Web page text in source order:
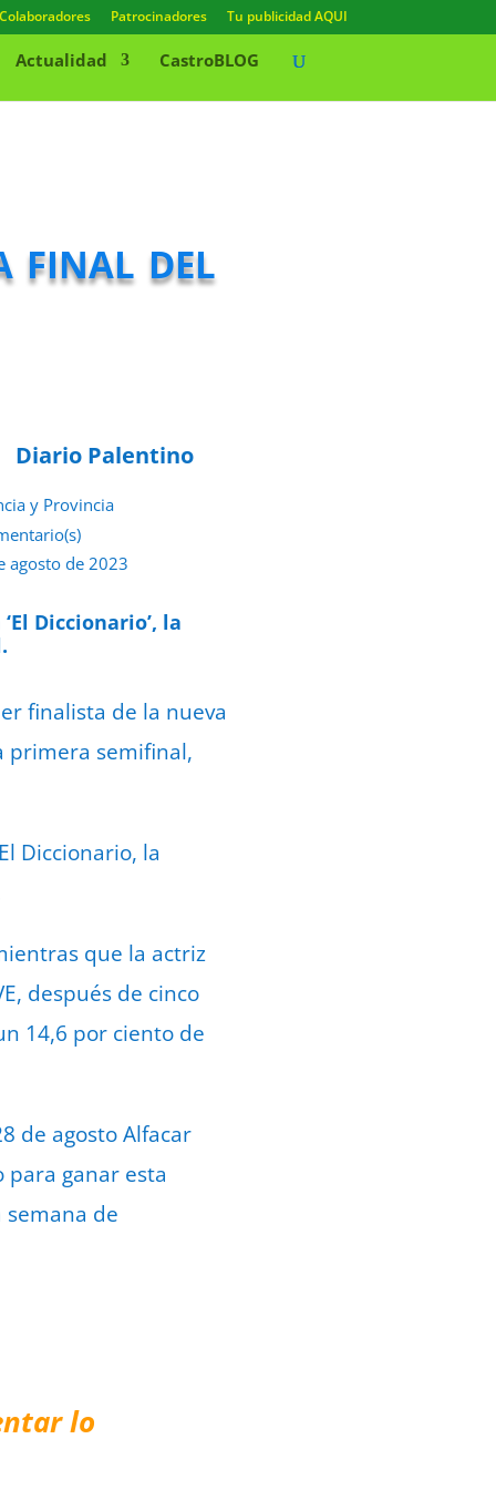
Colaboradores Patrocinadores Tu publicidad AQUI
Actualidad CastroBLOG
final del
Diario Palentino
y Provincia
agosto de 2023
Diccionario’, la
finalista de la nueva
primera semifinal,
Diccionario, la
que la actriz
después de cinco
14,6 por ciento de
de agosto Alfacar
para ganar esta
de
lo